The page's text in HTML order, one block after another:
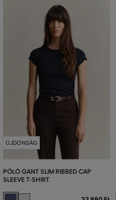
ÚJDONSÁG
PÓLÓ GANT SLIM RIBBED CAP
SLEEVE T-SHIRT